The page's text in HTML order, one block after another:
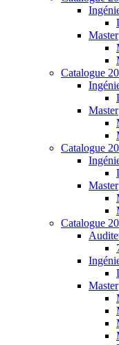
Master
Catalogue
Master
Catalogue
Master
Catalogue
Master